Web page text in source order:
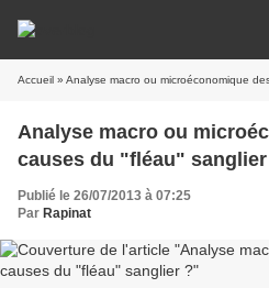
Accueil » Analyse macro ou microéconomique
Analyse macro ou
causes du "fléau"
Publié le 26/07/2013 à 07:25
Par Rapinat